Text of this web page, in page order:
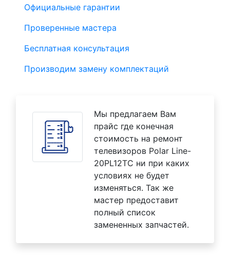
Официальные гарантии
Проверенные мастера
Бесплатная консультация
Производим замену комплектаций
Мы предлагаем Вам
прайс где конечная
стоимость на ремонт
телевизоров Polar Line-
20PL12TC ни при каких
условиях не будет
изменяться. Так же
мастер предоставит
полный список
замененных запчастей.